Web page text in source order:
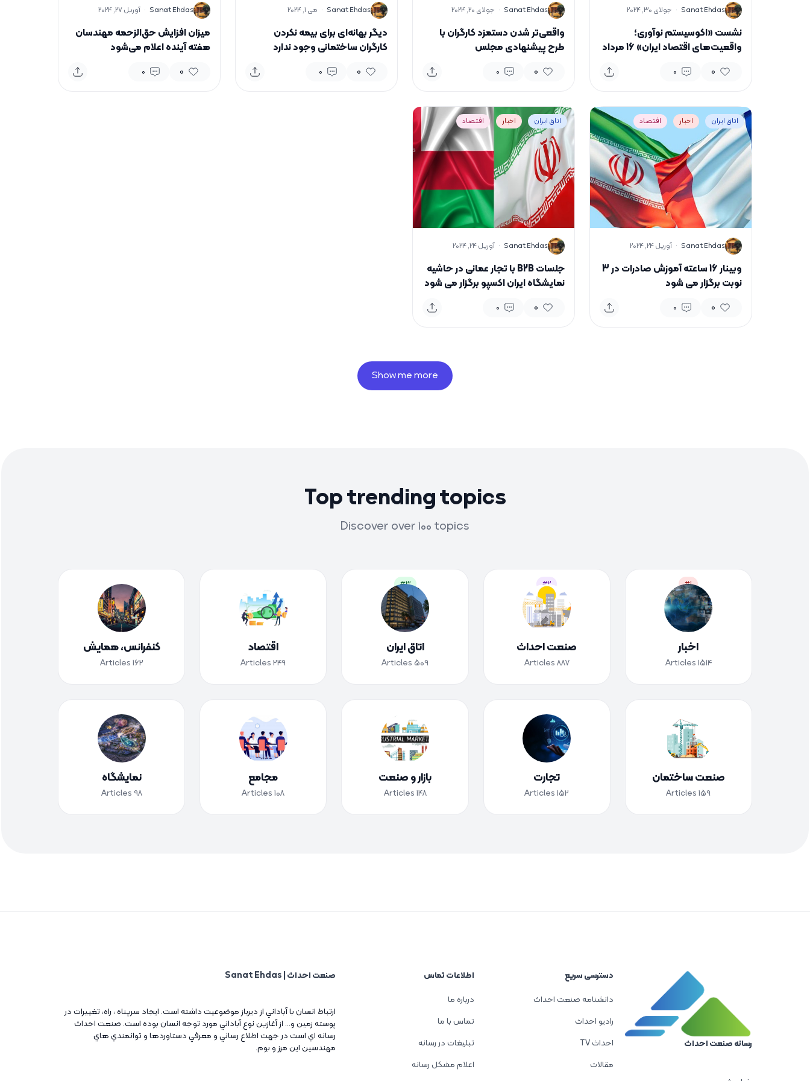
S
Sanat Ehdas
· جولای 30, 2024
نشست «اکوسیستم نوآوری؛
واقعیت‌های اقتصاد ایران» 16 مرداد
0
0
S
Sanat Ehdas
· جولای 20, 2024
واقعی‌تر شدن دستمزد کارگران با
طرح پیشنهادی مجلس
0
0
S
Sanat Ehdas
· می 1, 2024
دیگر بهانه‌ای برای بیمه نکردن
کارگران ساختمانی وجود ندارد
0
0
S
Sanat Ehdas
· آوریل 27, 2024
میزان افزایش حق‌الزحمه مهندسان
هفته آینده اعلام می‌شود
0
0
اتاق ایران اخبار اقتصاد
S
Sanat Ehdas
· آوریل 24, 2024
وبینار 16 ساعته آموزش صادرات در 3
نوبت برگزار می شود
0
0
اتاق ایران اخبار اقتصاد
S
Sanat Ehdas
· آوریل 24, 2024
جلسات B2B با تجار عمانی در حاشیه
نمایشگاه ایران اکسپو برگزار می شود
0
0
Show me more
Top trending topics
Discover over 100 topics
#1
اخبار
1514
Articles
#2
صنعت احداث
887
Articles
#3
اتاق ایران
509
Articles
اقتصاد
249
Articles
کنفرانس، همایش
162
Articles
صنعت ساختمان
159
Articles
تجارت
152
Articles
بازار و صنعت
148
Articles
مجامع
108
Articles
نمایشگاه
98
Articles
رسانه صنعت احداث
دسترسی سریع
دانشنامه صنعت احداث
رادیو احداث
احداث TV
مقالات
اطلاعات تماس
درباره ما
تماس با ما
تبلیغات در رسانه
اعلام مشکل رسانه
صنعت احداث | Sanat Ehdas
ارتباط انسان با آباداني از ديرباز موضوعيت داشته است. ايجاد سرپناه ، راه، تغييرات در
پوسته زمين و... از آغازين نوع آباداني مورد توجه انسان بوده است. صنعت احداث
رسانه اي است در جهت اطلاع رساني و معرفي دستاوردها و توانمندي هاي
مهندسين اين مرز و بوم.